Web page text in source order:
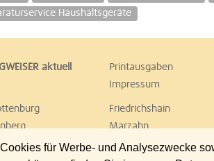
für Werbe- und Analysezwecke
Haushaltsgeräte
aktuell Printausgaben
Impressum
Friedrichshain
Marzahn
Schöneberg